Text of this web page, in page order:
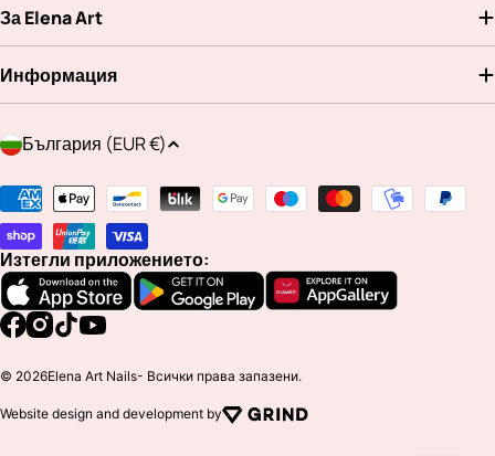
За Elena Art
Информация
Д
р
ж
а
в
а
/
р
е
г
България (EUR €)
Методи
на
плащане
Изтегли приложението:
Facebook
Instagram
TikTokYouTube
© 2026Elena Art Nails- Всички права запазени.
Website design and development by